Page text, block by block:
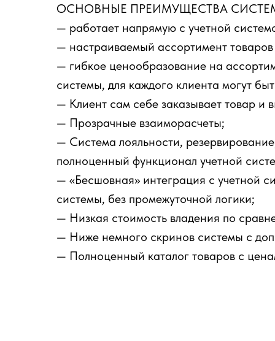
ОСНОВНЫЕ ПРЕИМУЩЕСТВА
— работает напрямую с учетной
— настраиваемый ассортимент товаров
— гибкое ценообразование на
системы, для каждого клиента могут
— Клиент сам себе заказывает товар и
— Прозрачные взаиморасчеты;
— Система лояльности,
полноценный функционал учетной
— «Бесшовная» интеграция с учетной
системы, без промежуточной логики;
— Низкая стоимость владения по
— Ниже немного скринов системы с
— Полноценный каталог товаров с